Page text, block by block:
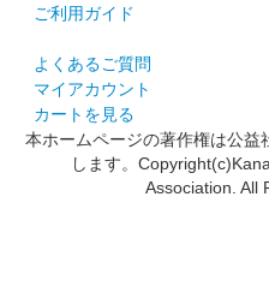
ご利用ガイド
よくあるご質問
マイアカウント
カートを見る
本ホームページの著作権は公益
します。
Association. All